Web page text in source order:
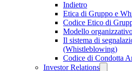
Indietro
Etica di Gruppo e
Codice Etico di
Modello
Il sistema di
(Whistleblowing)
Codice di Condotta
Investor Relations